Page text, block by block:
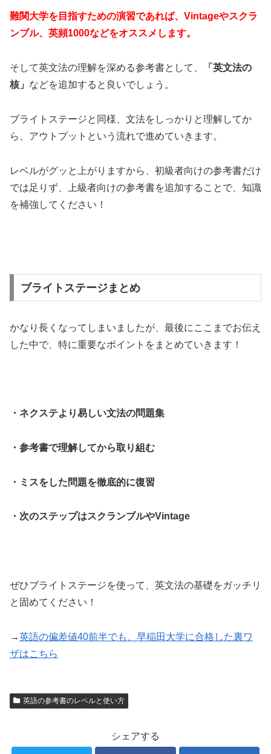
難関大学を目指すための演習であれば、Vintageやスクラ
ンブル、英頻1000などをオススメします。
そして英文法の理解を深める参考書として、
「英文法の
核」 などを追加すると良いでしょう。
ブライトステージと同様、文法をしっかりと理解してか
ら、アウトプットという流れで進めていきます。
レベルがグッと上がりますから、初級者向けの参考書だけ
では足りず、上級者向けの参考書を追加することで、知識
を補強してください！
ブライトステージまとめ
かなり長くなってしまいましたが、最後にここまでお伝え
した中で、特に重要なポイントをまとめていきます！
・ネクステより易しい文法の問題集
・参考書で理解してから取り組む
・ミスをした問題を徹底的に復習
・次のステップはスクランブルやVintage
ぜひブライトステージを使って、英文法の基礎をガッチリ
と固めてください！
→英語の偏差値40前半でも、早稲田大学に合格した裏ワ
ザはこちら
英語の参考書のレベルと使い方
シェアする